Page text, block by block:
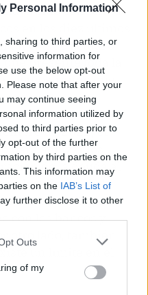
Personal Information
sharing to third parties, or
information for
use the below opt-out
Please note that after your
may continue seeing
information utilized by
to third parties prior to
opt-out of the further
by third parties on the
This information may
on the IAB’s List of
further disclose it to other
Outs
of my
haya sido condenado
un estado actual o
presente toda la
demostrando que
de 2022, el
para agilizar los
de la deuda al
se ha eliminado la
intentar llegar a
con los bancos y
otro lado, también
un límite en el